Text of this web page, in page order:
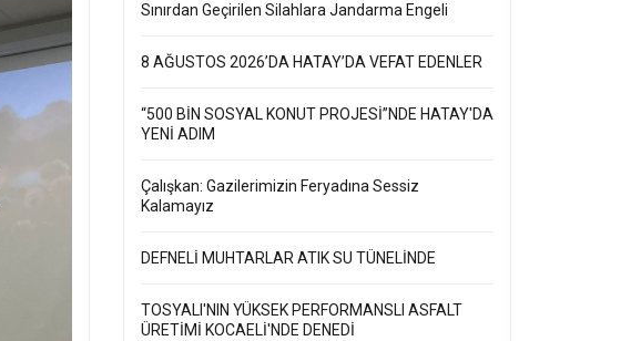
Sınırdan Geçirilen Silahlara Jandarma Engeli
8 AĞUSTOS 2026’DA HATAY’DA VEFAT EDENLER
“500 BİN SOSYAL KONUT PROJESİ”NDE HATAY'DA
YENİ ADIM
Çalışkan: Gazilerimizin Feryadına Sessiz
Kalamayız
DEFNELİ MUHTARLAR ATIK SU TÜNELİNDE
TOSYALI'NIN YÜKSEK PERFORMANSLI ASFALT
ÜRETİMİ KOCAELİ'NDE DENEDİ